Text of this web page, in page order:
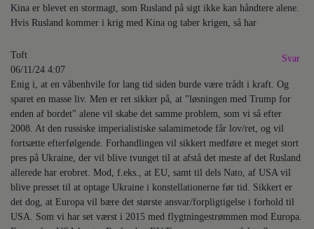
Kina er blevet en stormagt, som Rusland på sigt ikke kan håndtere alene.
Hvis Rusland kommer i krig med Kina og taber krigen, så har
Toft
06/11/24 4:07
Enig i, at en våbenhvile for lang tid siden burde være trådt i kraft. Og
sparet en masse liv. Men er ret sikker på, at "løsningen med Trump for
enden af bordet" alene vil skabe det samme problem, som vi så efter
2008. At den russiske imperialistiske salamimetode får lov/ret, og vil
fortsætte efterfølgende. Forhandlingen vil sikkert medføre et meget stort
pres på Ukraine, der vil blive tvunget til at afstå det meste af det Rusland
allerede har erobret. Mod, f.eks., at EU, samt til dels Nato, af USA vil
blive presset til at optage Ukraine i konstellationerne før tid. Sikkert er
det dog, at Europa vil bære det største ansvar/forpligtigelse i forhold til
USA. Som vi har set værst i 2015 med flygtningestrømmen mod Europa.
Svar